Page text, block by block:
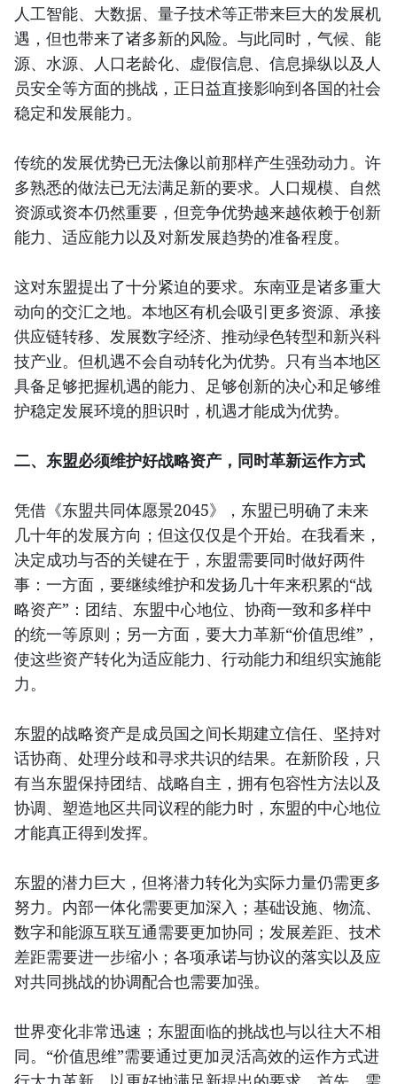
人工智能、大数据、量子技术等正带来巨大的发展机
遇，但也带来了诸多新的风险。与此同时，气候、能
源、水源、人口老龄化、虚假信息、信息操纵以及人
员安全等方面的挑战，正日益直接影响到各国的社会
稳定和发展能力。
传统的发展优势已无法像以前那样产生强劲动力。许
多熟悉的做法已无法满足新的要求。人口规模、自然
资源或资本仍然重要，但竞争优势越来越依赖于创新
能力、适应能力以及对新发展趋势的准备程度。
这对东盟提出了十分紧迫的要求。东南亚是诸多重大
动向的交汇之地。本地区有机会吸引更多资源、承接
供应链转移、发展数字经济、推动绿色转型和新兴科
技产业。但机遇不会自动转化为优势。只有当本地区
具备足够把握机遇的能力、足够创新的决心和足够维
护稳定发展环境的胆识时，机遇才能成为优势。
二、东盟必须维护好战略资产，同时革新运作方式
凭借《东盟共同体愿景2045》，东盟已明确了未来
几十年的发展方向；但这仅仅是个开始。在我看来，
决定成功与否的关键在于，东盟需要同时做好两件
事：一方面，要继续维护和发扬几十年来积累的“战
略资产”：团结、东盟中心地位、协商一致和多样中
的统一等原则；另一方面，要大力革新“价值思维”，
使这些资产转化为适应能力、行动能力和组织实施能
力。
东盟的战略资产是成员国之间长期建立信任、坚持对
话协商、处理分歧和寻求共识的结果。在新阶段，只
有当东盟保持团结、战略自主，拥有包容性方法以及
协调、塑造地区共同议程的能力时，东盟的中心地位
才能真正得到发挥。
东盟的潜力巨大，但将潜力转化为实际力量仍需更多
努力。内部一体化需要更加深入；基础设施、物流、
数字和能源互联互通需要更加协同；发展差距、技术
差距需要进一步缩小；各项承诺与协议的落实以及应
对共同挑战的协调配合也需要加强。
世界变化非常迅速；东盟面临的挑战也与以往大不相
同。“价值思维”需要通过更加灵活高效的运作方式进